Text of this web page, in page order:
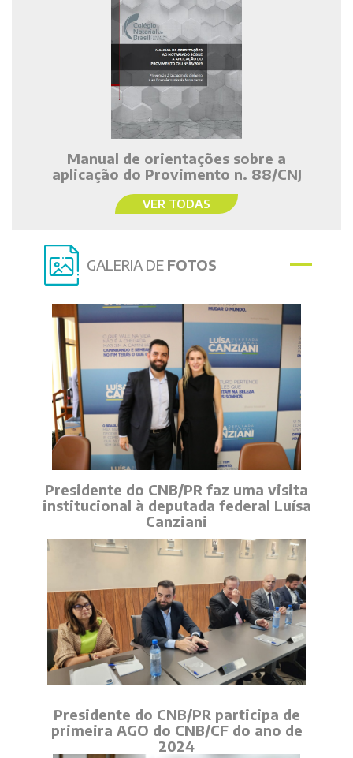
Manual de orientações sobre a
aplicação do Provimento n. 88/CNJ
VER TODAS
GALERIA DE FOTOS
Presidente do CNB/PR faz uma visita
institucional à deputada federal Luísa
Canziani
Presidente do CNB/PR participa de
primeira AGO do CNB/CF do ano de
2024